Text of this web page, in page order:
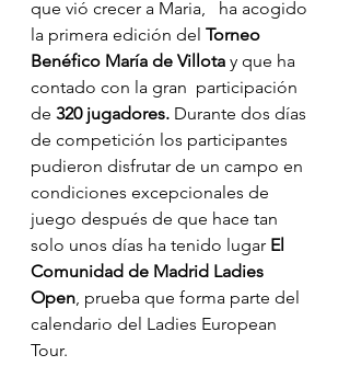
que vió crecer a Maria,
ha acogido
la primera edición del Torneo
Benéfico María de Villota y que ha
contado con la gran  participación
de 320 jugadores. Durante dos días
de competición los participantes
pudieron disfrutar de un campo en
condiciones excepcionales de
juego después de que hace tan
solo unos días ha tenido lugar El
Comunidad de Madrid Ladies
Open, prueba que forma parte del
calendario del Ladies European
Tour.